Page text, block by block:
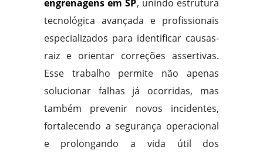
engrenagens em SP, unindo estrutura
tecnológica avançada e profissionais
especializados para identificar causas-
raiz e orientar correções assertivas.
Esse trabalho permite não apenas
solucionar falhas já ocorridas, mas
também prevenir novos incidentes,
fortalecendo a segurança operacional
e prolongando a vida útil dos